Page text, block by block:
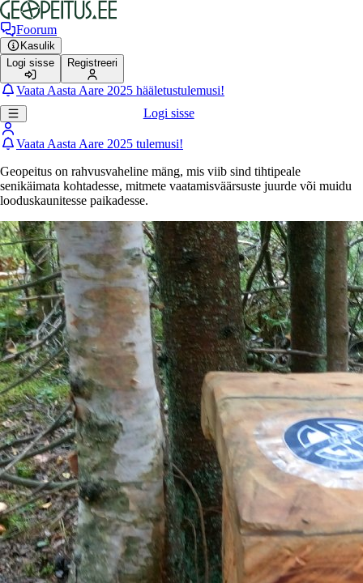
Foorum
Kasulik
Logi sisse
Registreeri
Vaata Aasta Aare 2025 hääletustulemusi!
Logi sisse
Vaata Aasta Aare 2025 tulemusi!
Geopeitus on rahvusvaheline mäng, mis viib sind tihtipeale
senikäimata kohtadesse, mitmete vaatamisväärsuste juurde või muidu
looduskaunitesse paikadesse.